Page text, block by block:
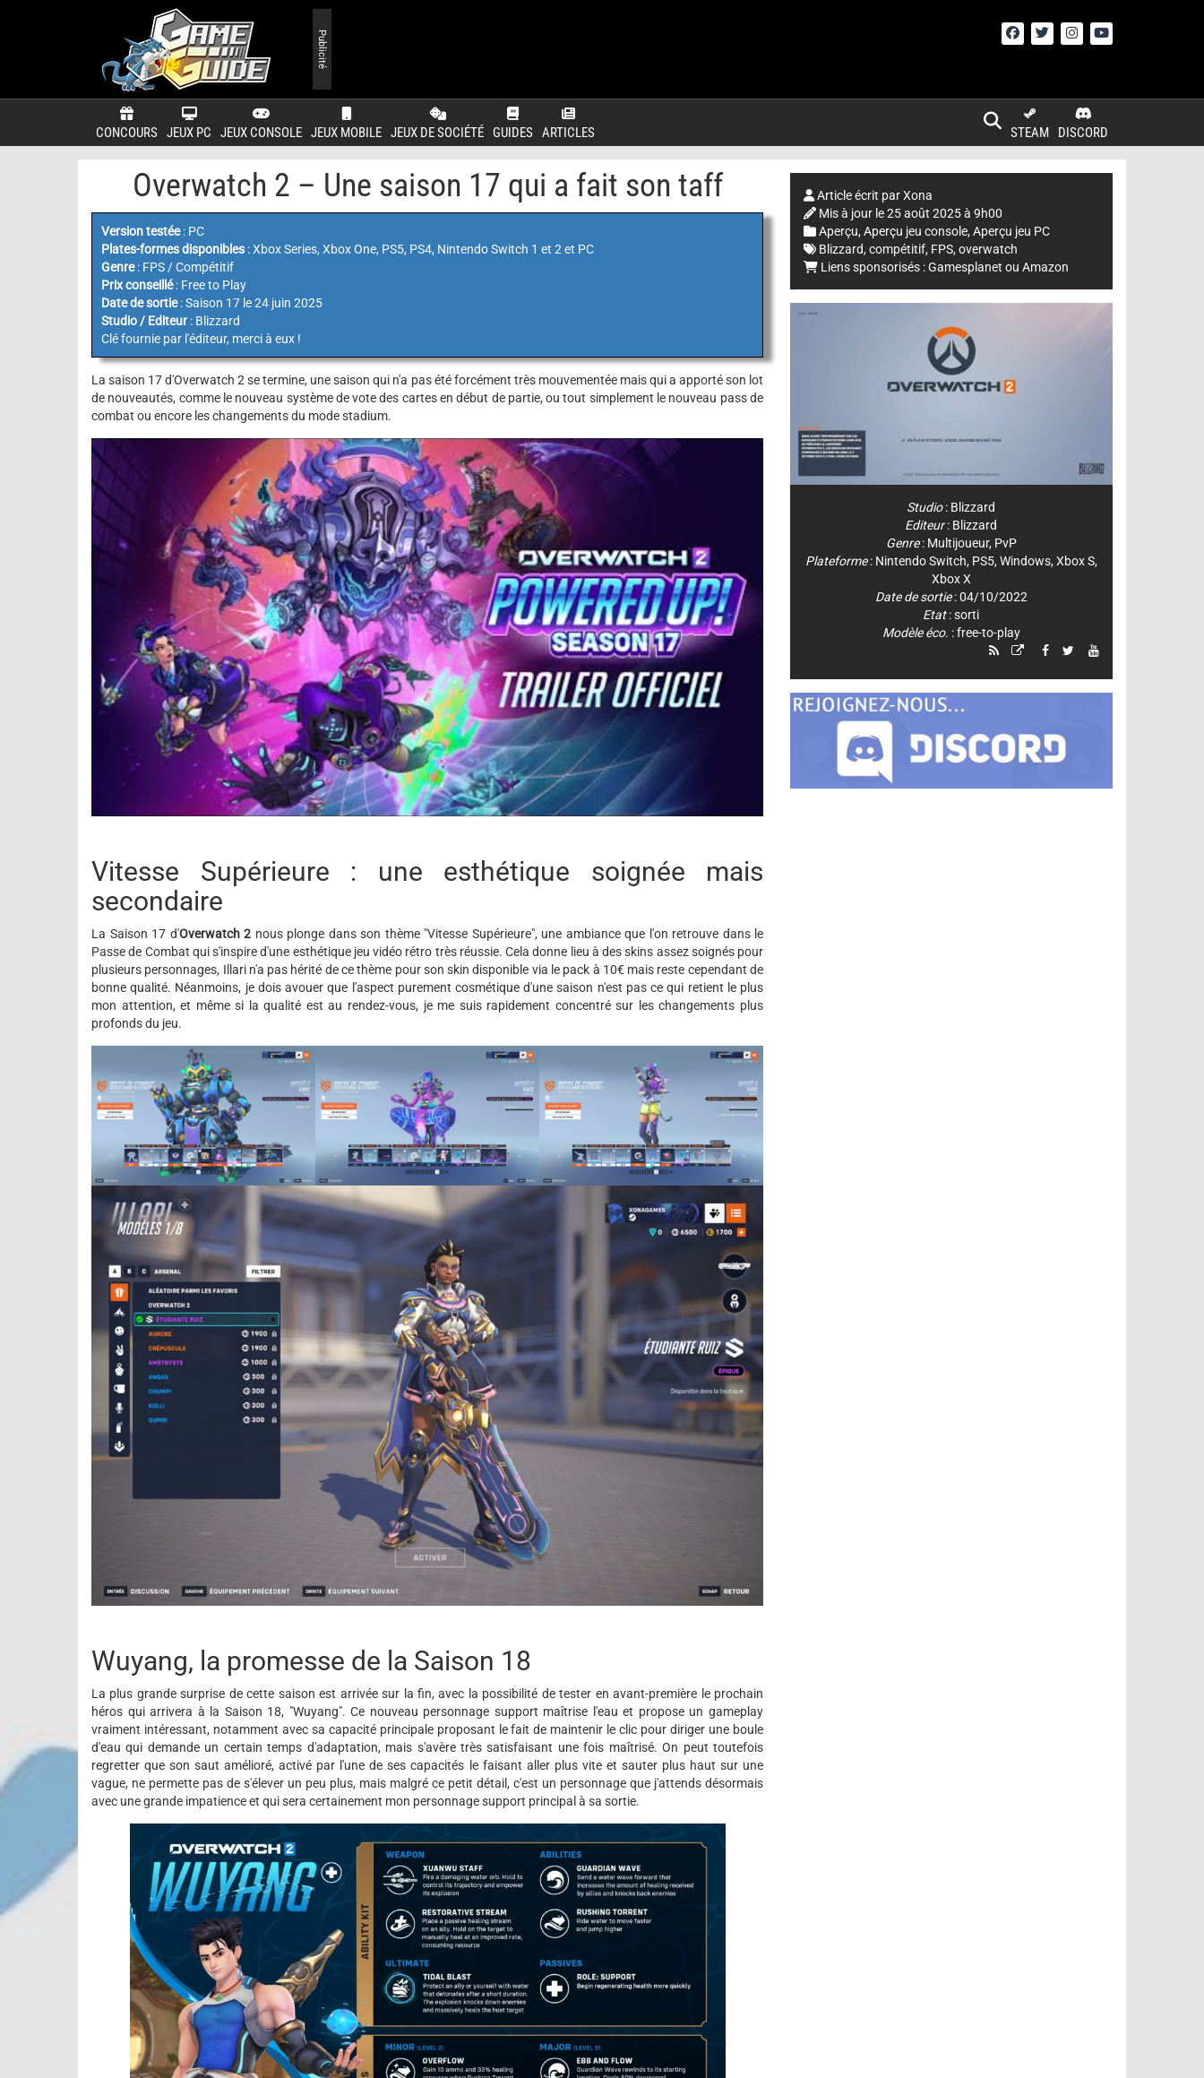
CONCOURS JEUX PC JEUX CONSOLE JEUX MOBILE JEUX DE SOCIÉTÉ GUIDES ARTICLES DISCORD
STEAM
Publicité
Overwatch 2 – Une saison 17 qui a fait son taff
Version testée: PC
Plates-formes disponibles : Xbox Series, Xbox One, PS5, PS4, Nintendo Switch 1 et 2 et PC
Genre: FPS / Compétitif
Prix conseillé: Free to Play
Date de sortie: Saison 17 le 24 juin 2025
Studio / Editeur : Blizzard
Clé fournie par l'éditeur, merci à eux !
La saison 17 d'Overwatch 2 se termine, une saison qui n'a pas été forcément très mouvementée mais qui a apporté son lot
de nouveautés, comme le nouveau système de vote des cartes en début de partie, ou tout simplement le nouveau pass de
combat ou encore les changements du mode stadium.
Vitesse Supérieure : une esthétique soignée mais
secondaire
La Saison 17 d'Overwatch 2 nous plonge dans son thème "Vitesse Supérieure", une ambiance que l'on retrouve dans le
Passe de Combat qui s'inspire d'une esthétique jeu vidéo rétro très réussie. Cela donne lieu à des skins assez soignés pour
plusieurs personnages, Illari n'a pas hérité de ce thème pour son skin disponible via le pack à 10€ mais reste cependant de
bonne qualité. Néanmoins, je dois avouer que l'aspect purement cosmétique d'une saison n'est pas ce qui retient le plus
mon attention, et même si la qualité est au rendez-vous, je me suis rapidement concentré sur les changements plus
profonds du jeu.
Wuyang, la promesse de la Saison 18
La plus grande surprise de cette saison est arrivée sur la fin, avec la possibilité de tester en avant-première le prochain
héros qui arrivera à la Saison 18, "Wuyang". Ce nouveau personnage support maîtrise l'eau et propose un gameplay
vraiment intéressant, notamment avec sa capacité principale proposant le fait de maintenir le clic pour diriger une boule
d'eau qui demande un certain temps d'adaptation, mais s'avère très satisfaisant une fois maîtrisé. On peut toutefois
regretter que son saut amélioré, activé par l'une de ses capacités le faisant aller plus vite et sauter plus haut sur une
vague, ne permette pas de s'élever un peu plus, mais malgré ce petit détail, c'est un personnage que j'attends désormais
avec une grande impatience et qui sera certainement mon personnage support principal à sa sortie.
Article écrit parXona
Mis à jour le25 août 2025 à 9h00
Aperçu, Aperçu jeu console, Aperçu jeu PC
Blizzard, compétitif, FPS, overwatch
Liens sponsorisés :Gamesplanet ou Amazon
Studio: Blizzard
Editeur: Blizzard
Genre: Multijoueur, PvP
Plateforme: Nintendo Switch, PS5, Windows, Xbox S,
Xbox X
Date de sortie: 04/10/2022
Etat: sorti
Modèle éco. : free-to-play